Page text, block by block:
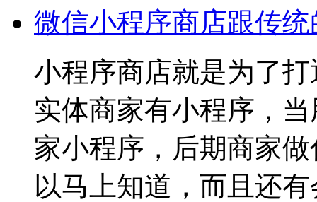
微信小程序商店跟传
小程序商店就是为了
实体商家有小程序，
家小程序，后期商家
以马上知道，而且还